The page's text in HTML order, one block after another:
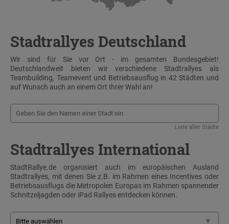
Stadtrallyes Deutschland
Wir sind für Sie vor Ort - im gesamten Bundesgebiet!
Deutschlandweit bieten wir verschiedene Stadtrallyes als
Teambuilding, Teamevent und Betriebsausflug in 42 Städten und
auf Wunsch auch an einem Ort Ihrer Wahl an!
Liste aller Städte
Stadtrallyes International
StadtRallye.de organisiert auch im europäischen Ausland
Stadtrallyes, mit denen Sie z.B. im Rahmen eines Incentives oder
Betriebsausflugs die Metropolen Europas im Rahmen spannender
Schnitzeljagden oder iPad Rallyes entdecken können.